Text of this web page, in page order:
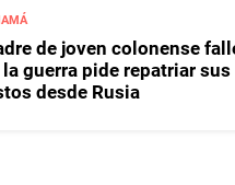
de joven colonense
la guerra pide repatriar sus
desde Rusia